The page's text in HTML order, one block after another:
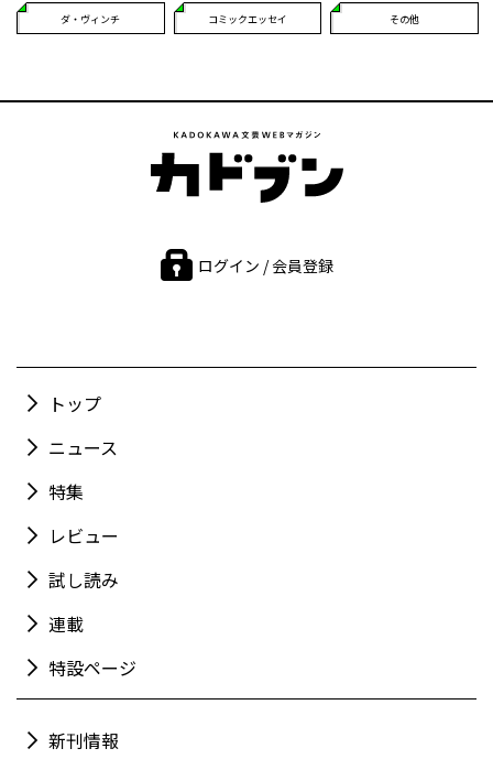
ダ・ヴィンチ コミックエッセイ その他
ログイン / 会員登録
トップ
ニュース
特集
レビュー
試し読み
連載
特設ページ
新刊情報